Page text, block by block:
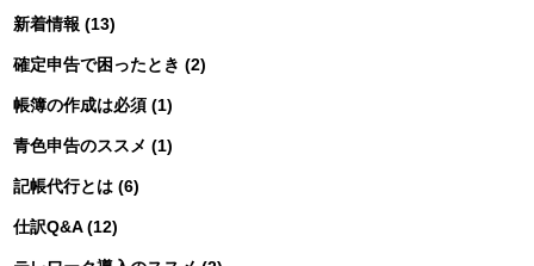
新着情報 (13)
確定申告で困ったとき (2)
帳簿の作成は必須 (1)
青色申告のススメ (1)
記帳代行とは (6)
仕訳Q&A (12)